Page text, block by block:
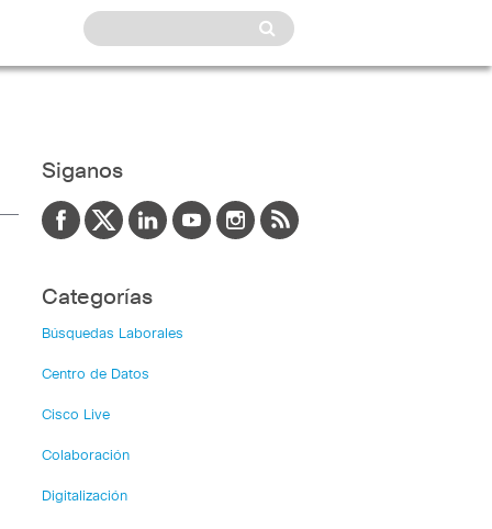
Siganos
Categorías
Búsquedas Laborales
Centro de Datos
Cisco Live
Colaboración
Digitalización